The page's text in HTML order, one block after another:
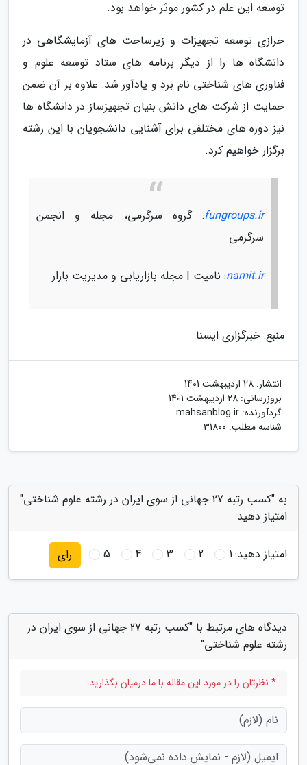
توسعه این علم در کشور موثر خواهد بود.
خرازی توسعه تجهیزات و زیرساخت های آزمایشگاهی در
دانشگاه ها را از دیگر برنامه های ستاد توسعه علوم و
فناوری های شناختی نام برد و یادآور شد: علاوه بر آن ضمن
حمایت از شرکت های دانش بنیان تجهیزساز در دانشگاه ها
نیز دوره های مختلفی برای آشنایی دانشجویان با این رشته
برگزار خواهیم کرد.
fungroups.ir: گروه سرگرمی، مجله و انجمن
سرگرمی
namit.ir: نامیت | مجله بازاریابی و مدیریت بازار
منبع: خبرگزاری ایسنا
انتشار: 28 اردیبهشت 1401
بروزرسانی: 28 اردیبهشت 1401
گردآورنده: mahsanblog.ir
شناسه مطلب: 31800
به "کسب رتبه 27 جهانی از سوی ایران در رشته علوم شناختی"
امتیاز دهید
امتیاز دهید:1
2
3
4
5 رای
دیدگاه های مرتبط با "کسب رتبه 27 جهانی از سوی ایران در
رشته علوم شناختی"
* نظرتان را در مورد این مقاله با ما درمیان بگذارید